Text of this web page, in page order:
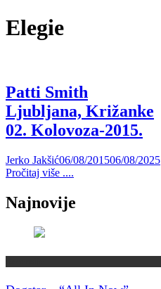
Elegie
Patti Smith
Ljubljana, Križanke
02. Kolovoza-2015.
Jerko Jakšić06/08/201506/08/2025
Pročitaj više ....
Najnovije